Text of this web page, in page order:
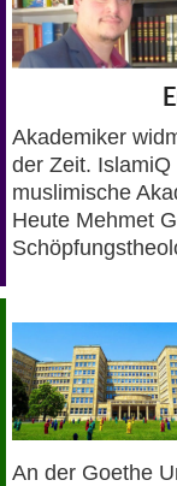
PANORAMA
Akademiker
der Zeit.
muslimische
Heute Mehmet
An der Goethe